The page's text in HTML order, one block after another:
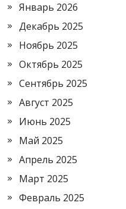
Январь 2026
Декабрь 2025
Ноябрь 2025
Октябрь 2025
Сентябрь 2025
Август 2025
Июнь 2025
Май 2025
Апрель 2025
Март 2025
Февраль 2025